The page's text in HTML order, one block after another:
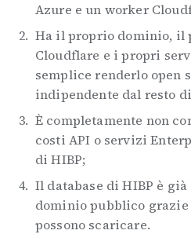
Azure e un worker
Ha il proprio dominio, il
Cloudflare e i propri
semplice renderlo open
indipendente dal resto di
È completamente non
costi API o servizi
di HIBP;
Il database di HIBP è
dominio pubblico grazie
possono scaricare.